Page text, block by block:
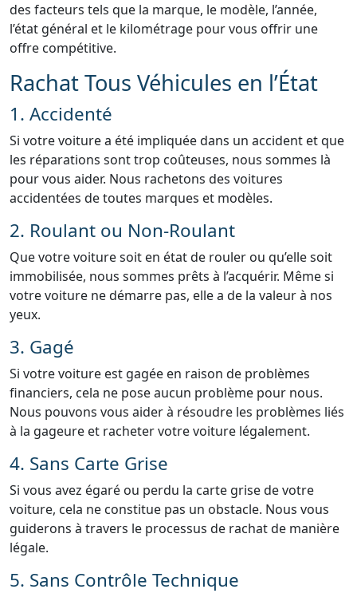
des facteurs tels que la marque, le modèle, l’année,
l’état général et le kilométrage pour vous offrir une
offre compétitive.
Rachat Tous Véhicules en l’État
1. Accidenté
Si votre voiture a été impliquée dans un accident et que
les réparations sont trop coûteuses, nous sommes là
pour vous aider. Nous rachetons des voitures
accidentées de toutes marques et modèles.
2. Roulant ou Non-Roulant
Que votre voiture soit en état de rouler ou qu’elle soit
immobilisée, nous sommes prêts à l’acquérir. Même si
votre voiture ne démarre pas, elle a de la valeur à nos
yeux.
3. Gagé
Si votre voiture est gagée en raison de problèmes
financiers, cela ne pose aucun problème pour nous.
Nous pouvons vous aider à résoudre les problèmes liés
à la gageure et racheter votre voiture légalement.
4. Sans Carte Grise
Si vous avez égaré ou perdu la carte grise de votre
voiture, cela ne constitue pas un obstacle. Nous vous
guiderons à travers le processus de rachat de manière
légale.
5. Sans Contrôle Technique